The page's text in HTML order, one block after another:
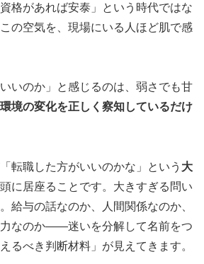
格があれば安泰」という時代ではな
の空気を、現場にいる人ほど肌で感
いのか」と感じるのは、弱さでも甘
環境の変化を正しく察知しているだけ
転職した方がいいのかな」という 大
に居座ることです。大きすぎる問い
給与の話なのか、人間関係なのか、
なのか——迷いを分解して名前をつ
るべき判断材料」が見えてきます。